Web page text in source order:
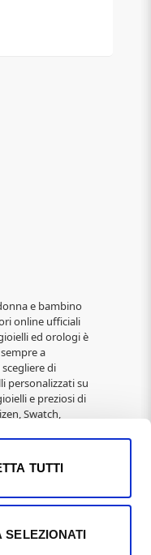
TUTTI
SELEZIONATI
e bambino
online ufficiali
ed orologi è
a
di
personalizzati su
e preziosi di
Swatch,
Miracolosa,
Sociale
quanto
da